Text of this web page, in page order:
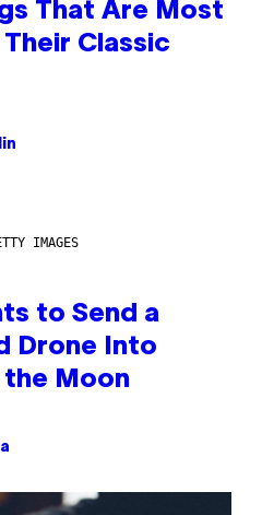
That Are Most
Classic
IMAGES
to Send a
Drone Into
the Moon